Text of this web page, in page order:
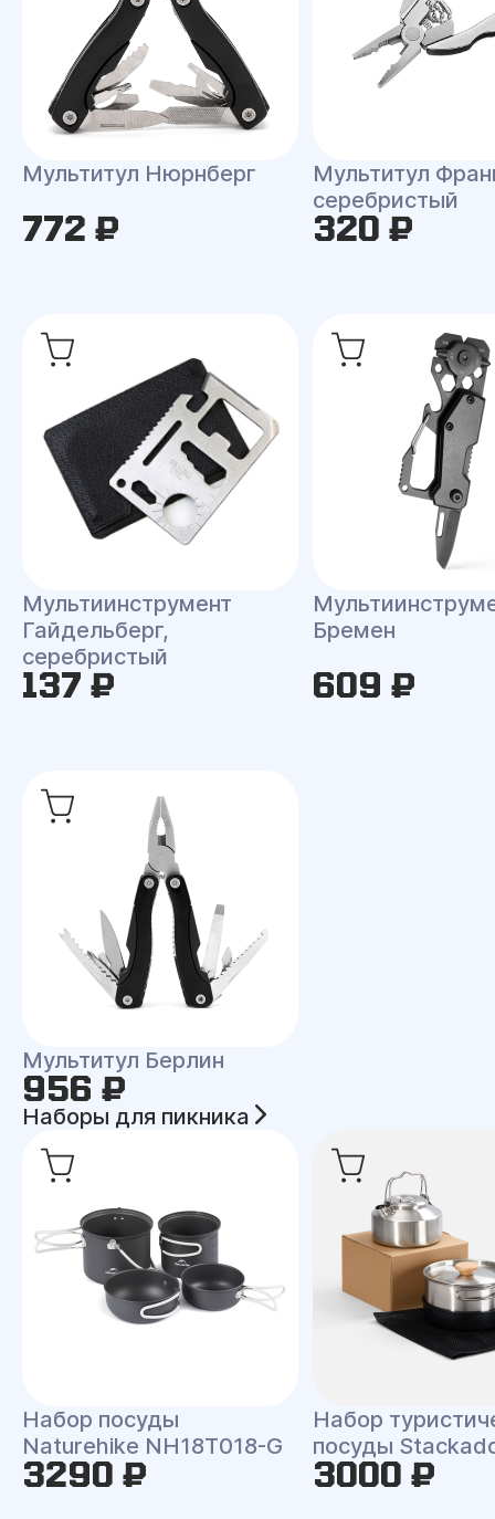
Мультитул Нюрнберг
772 ₽
Мультитул
серебристый
320 ₽
Мультиинструмент
Гайдельберг,
серебристый
137 ₽
Бремен
609 ₽
Мультитул Берлин
956 ₽
Наборы для пикника
Набор посуды
Naturehike NH18T018-G
3290 ₽
Набор
посуды
3000 ₽